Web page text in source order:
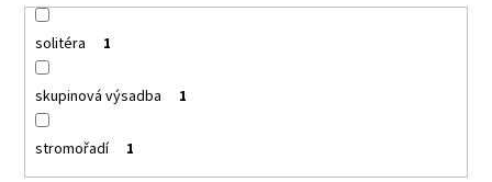
solitéra 1
skupinová výsadba 1
stromořadí 1